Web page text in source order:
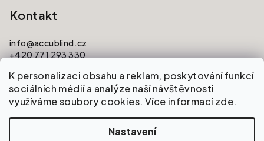
K personalizaci obsahu a reklam, poskytování funkcí
sociálních médií a analýze naší návštěvnosti
využíváme soubory cookies. Více informacízde.
Nastavení
Kontakt
info@accublind.cz
+420 771 293 330